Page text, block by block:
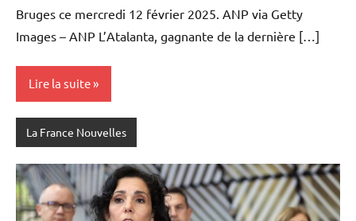
Bruges ce mercredi 12 février 2025. ANP via Getty
Images – ANP L’Atalanta, gagnante de la dernière […]
Lire la suite
La France Nouvelles